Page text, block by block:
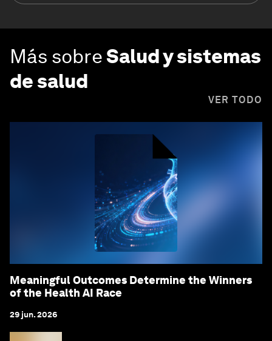
Más sobreSalud y sistemas
de salud
VER TODO
Meaningful Outcomes Determine the Winners
of the Health AI Race
29 jun. 2026